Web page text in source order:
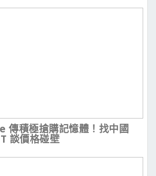
傳積極搶購記憶體！找中國
談價格碰壁